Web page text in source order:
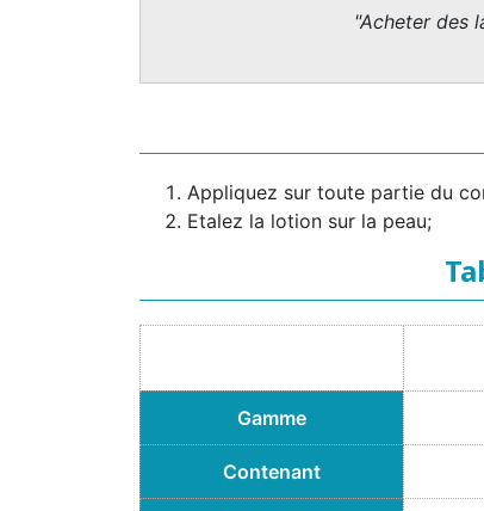
"Acheter des
Appliquez sur toute partie du
Etalez la lotion sur la peau;
Gamme
Contenant